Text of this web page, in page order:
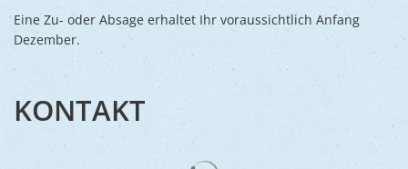
Eine Zu- oder Absage erhaltet Ihr voraussichtlich Anfang
Dezember.
KONTAKT